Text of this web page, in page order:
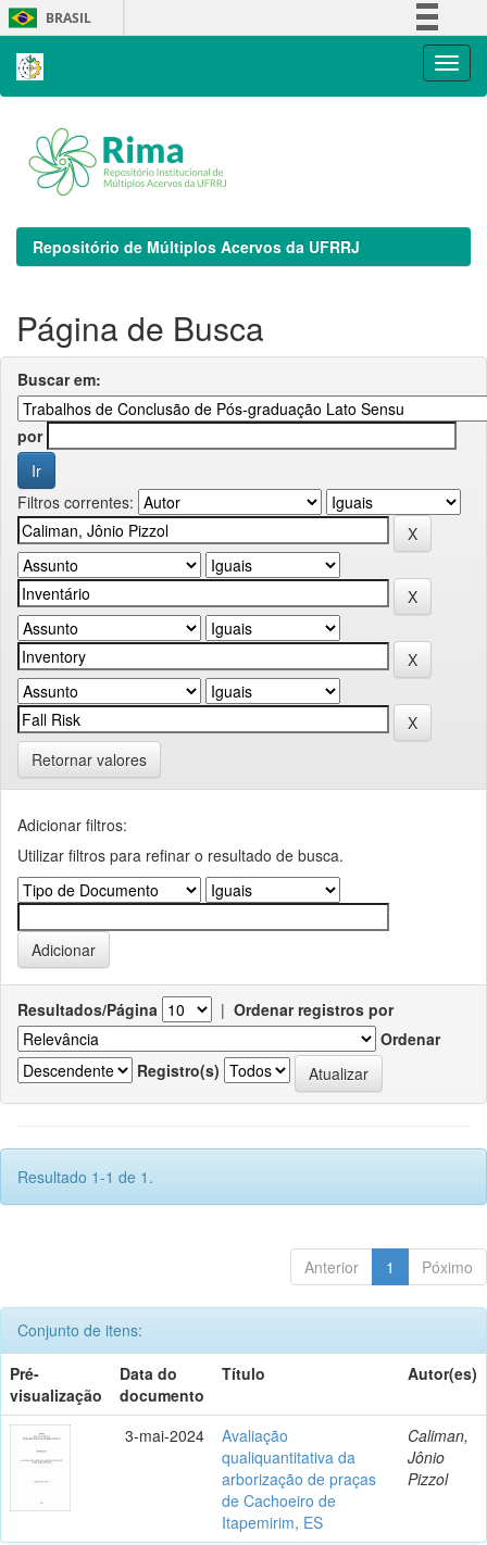
Skip
navigation
BRASIL
Repositório de Múltiplos Acervos da UFRRJ
Página de Busca
Buscar em:
por
Filtros correntes:
Retornar valores
Adicionar filtros:
Utilizar filtros para refinar o resultado de busca.
Resultados/Página | Ordenar registros por
Ordenar
Registro(s)
Resultado 1-1 de 1.
Anterior 1 Póximo
Conjunto de itens:
Pré-
visualização
Data do
documento
Título Autor(es)
3-mai-2024
Avaliação
qualiquantitativa da
arborização de praças
de Cachoeiro de
Itapemirim, ES
Caliman,
Jônio
Pizzol